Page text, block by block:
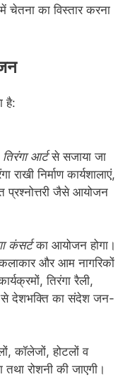
का विस्तार करना
है:
तिरंगा आर्टसे सजाया जा
राखी निर्माण कार्यशालाएं,
प्रश्नोत्तरी जैसे आयोजन
कंसर्टका आयोजन होगा।
और आम नागरिकों
तिरंगा रैली,
से देशभक्ति का संदेश जन-
कॉलेजों, होटलों व
तथा रोशनी की जाएगी।